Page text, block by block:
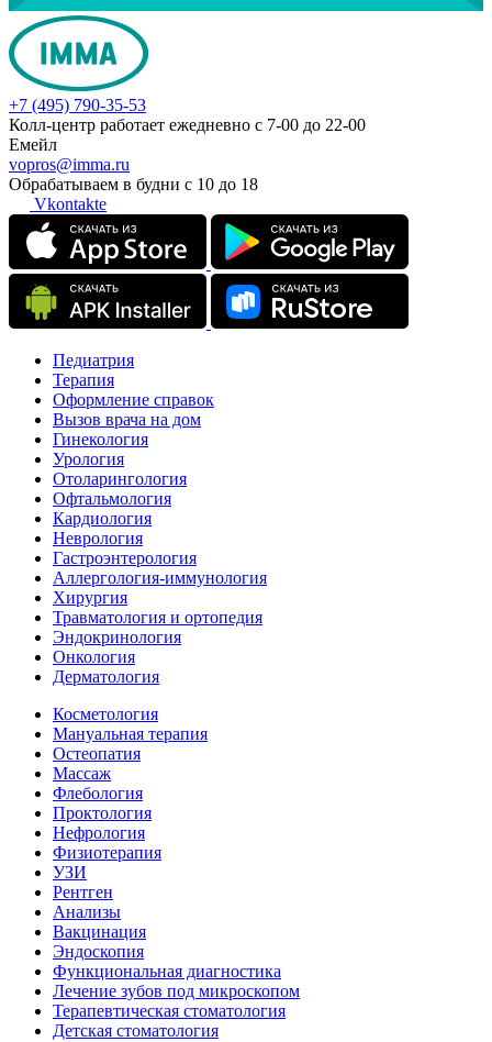
+7 (495) 790-35-53
Колл-центр работает ежедневно с 7-00 до 22-00
Емейл
vopros@imma.ru
Обрабатываем в будни с 10 до 18
Vkontakte
Педиатрия
Терапия
Оформление справок
Вызов врача на дом
Гинекология
Урология
Отоларингология
Офтальмология
Кардиология
Неврология
Гастроэнтерология
Аллергология-иммунология
Хирургия
Травматология и ортопедия
Эндокринология
Онкология
Дерматология
Косметология
Мануальная терапия
Остеопатия
Массаж
Флебология
Проктология
Нефрология
Физиотерапия
УЗИ
Рентген
Анализы
Вакцинация
Эндоскопия
Функциональная диагностика
Лечение зубов под микроскопом
Терапевтическая стоматология
Детская стоматология